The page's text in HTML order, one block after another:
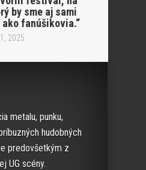
by sme aj sami
fanúšikovia.“
2025
metalu, punku,
hudobných
predovšetkým z
UG scény.